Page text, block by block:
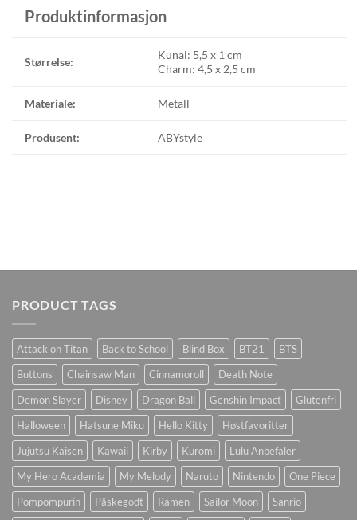
Produktinformasjon
Størrelse:
Kunai: 5,5 x 1 cm
Charm: 4,5 x 2,5 cm
Materiale: Metall
Produsent: ABYstyle
PRODUCT TAGS
Attack on Titan Back to School Blind Box BT21
BTS
Buttons
Chainsaw Man Cinnamoroll
Death Note
Demon Slayer
Disney Dragon Ball Genshin Impact
Glutenfri
Halloween
Hatsune Miku Hello Kitty
Høstfavoritter
Jujutsu Kaisen
Kawaii Kirby Kuromi
Lulu Anbefaler
My Hero Academia
My Melody Naruto Nintendo
One Piece
Pompompurin
Påskegodt Ramen Sailor Moon
Sanrio